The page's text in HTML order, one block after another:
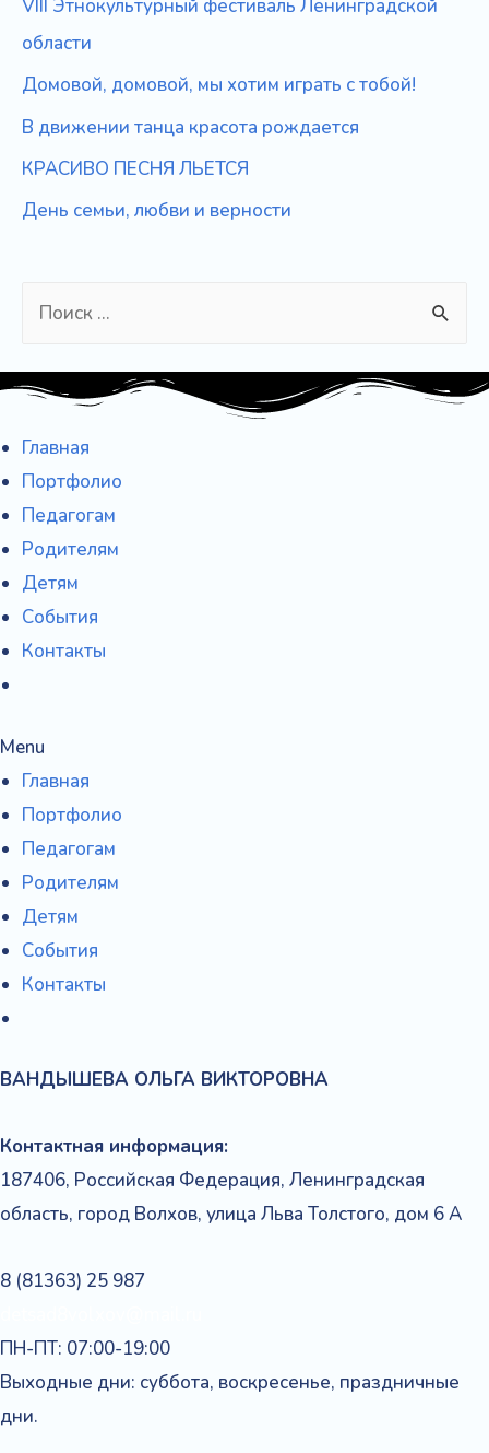
VIII Этнокультурный фестиваль Ленинградской
области
Домовой, домовой, мы хотим играть с тобой!
В движении танца красота рождается
КРАСИВО ПЕСНЯ ЛЬЕТСЯ
День семьи, любви и верности
a
c
h
f
o
r
Главная
Портфолио
Педагогам
Родителям
Детям
События
Контакты
Menu
Главная
Портфолио
Педагогам
Родителям
Детям
События
Контакты
ВАНДЫШЕВА ОЛЬГА ВИКТОРОВНА
Контактная информация:
187406, Российская Федерация, Ленинградская
область, город Волхов, улица Льва Толстого, дом 6 А
8 (81363) 25 987
ПН-ПТ: 07:00-19:00
Выходные дни: суббота, воскресенье, праздничные
дни.